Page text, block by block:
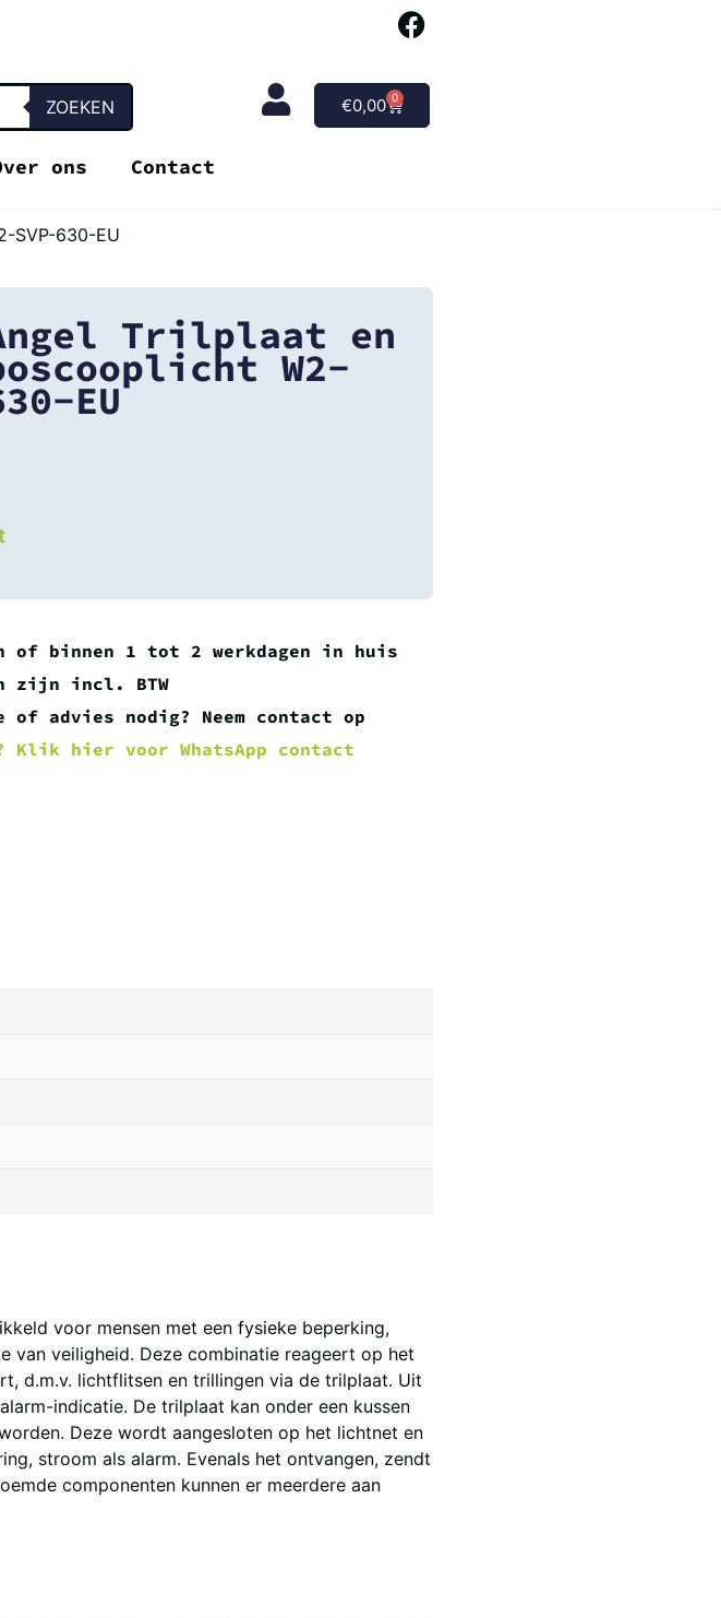
ZOEKEN €0,00 0
ons Contact
SVP-630-EU
Trilplaat en
W2-
EU
of binnen 1 tot 2 werkdagen in huis
zijn incl. BTW
of advies nodig? Neem contact op
Klik hier voor WhatsApp contact
voor mensen met een fysieke beperking,
van veiligheid. Deze combinatie reageert op het
d.m.v. lichtflitsen en trillingen via de trilplaat. Uit
indicatie. De trilplaat kan onder een kussen
Deze wordt aangesloten op het lichtnet en
stroom als alarm. Evenals het ontvangen, zendt
componenten kunnen er meerdere aan